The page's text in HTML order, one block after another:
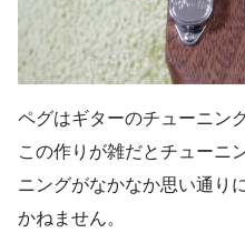
ペグはギターのチューニン
この作りが雑だとチューニ
ニングがなかなか思い通り
かねません。